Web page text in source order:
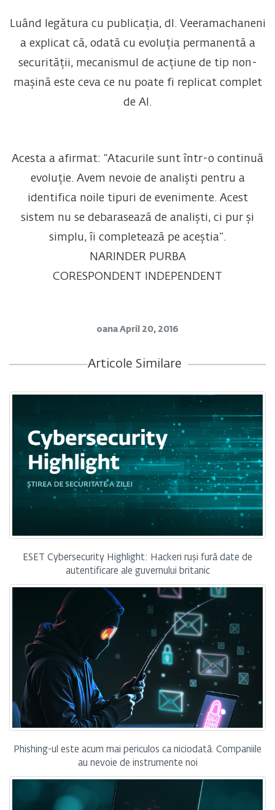
Luând legătura cu publicația, dl. Veeramachaneni
a explicat că, odată cu evoluția permanentă a
securității, mecanismul de acțiune de tip non-
mașină este ceva ce nu poate fi replicat complet
de AI.
Acesta a afirmat: “Atacurile sunt într-o continuă
evoluție. Avem nevoie de analiști pentru a
identifica noile tipuri de evenimente. Acest
sistem nu se debarasează de analiști, ci pur și
simplu, îi completează pe aceștia”.
NARINDER PURBA
CORESPONDENT INDEPENDENT
oana April 20, 2016
Articole Similare
ESET Cybersecurity Highlight: Hackeri ruși fură date de
autentificare ale guvernului britanic
Phishing-ul este acum mai periculos ca niciodată. Companiile
au nevoie de instrumente noi